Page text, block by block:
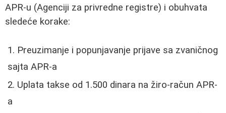
APR-u (Agenciji za privredne registre) i obuhvata
sledeće korake:
Preuzimanje i popunjavanje prijave sa zvaničnog
sajta APR-a
Uplata takse od 1.500 dinara na žiro-račun APR-
a